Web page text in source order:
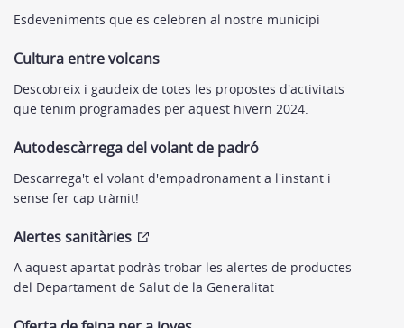
Esdeveniments que es celebren al nostre municipi
Cultura entre volcans
Descobreix i gaudeix de totes les propostes d'activitats
que tenim programades per aquest hivern 2024.
Autodescàrrega del volant de padró
Descarrega't el volant d'empadronament a l'instant i
sense fer cap tràmit!
Alertes sanitàries
A aquest apartat podràs trobar les alertes de productes
del Departament de Salut de la Generalitat